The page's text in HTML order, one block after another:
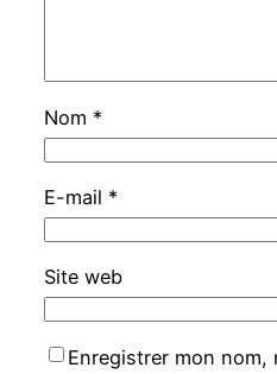
Nom *
E-mail *
Site web
Enregistrer mon